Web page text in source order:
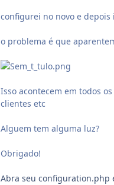
configurei no novo e
o problema é que
Isso acontecem em todos
clientes etc
Alguem tem alguma luz?
Obrigado!
Abra seu configuration.php